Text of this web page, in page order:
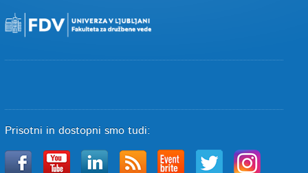
Prisotni in dostopni smo tudi: